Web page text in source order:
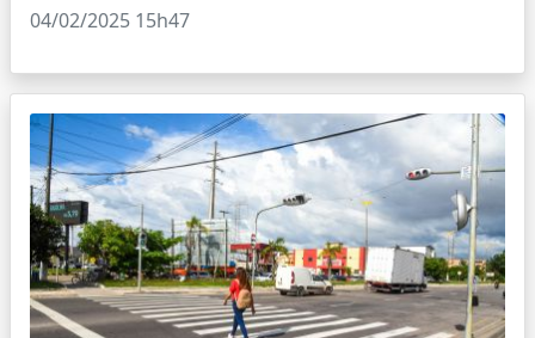
04/02/2025 15h47